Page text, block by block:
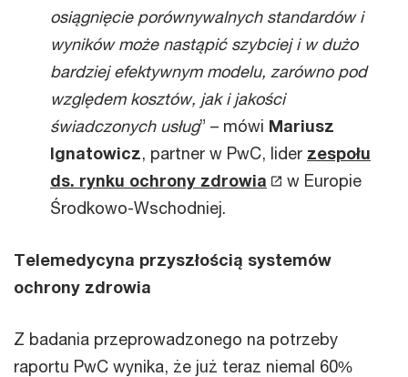
osiągnięcie porównywalnych standardów i
wyników może nastąpić szybciej i w dużo
bardziej efektywnym modelu, zarówno pod
względem kosztów, jak i jakości
świadczonych usług” – mówi Mariusz
Ignatowicz, partner w PwC, lider zespołu
ds. rynku ochrony zdrowia
w Europie
Środkowo-Wschodniej.
Telemedycyna przyszłością systemów
ochrony zdrowia
Z badania przeprowadzonego na potrzeby
raportu PwC wynika, że już teraz niemal 60%